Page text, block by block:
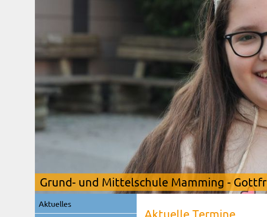
Grund- und Mittelschule Mamming -
Aktuelle Termine
Navigation
überspringen
Aktuelles